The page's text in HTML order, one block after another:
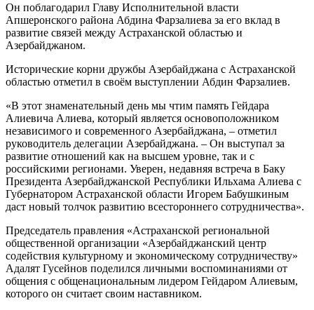
Он поблагодарил Главу Исполнительной власти
Апшеронского района Абдина Фарзалиева за его вклад в
развитие связей между Астраханской областью и
Азербайджаном.
Исторические корни дружбы Азербайджана с Астраханской
областью отметил в своём выступлении Абдин Фарзалиев.
«В этот знаменательный день мы чтим память Гейдара
Алиевича Алиева, который является основоположником
независимого и современного Азербайджана, – отметил
руководитель делегации Азербайджана. – Он выступал за
развитие отношений как на высшем уровне, так и с
российскими регионами. Уверен, недавняя встреча в Баку
Президента Азербайджанской Республики Ильхама Алиева с
Губернатором Астраханской области Игорем Бабушкиным
даст новый толчок развитию всестороннего сотрудничества».
Председатель правления «Астраханской региональной
общественной организации «Азербайджанский центр
содействия культурному и экономическому сотрудничеству»
Адалят Гусейнов поделился личными воспоминаниями от
общения с общенациональным лидером Гейдаром Алиевым,
которого он считает своим наставником.